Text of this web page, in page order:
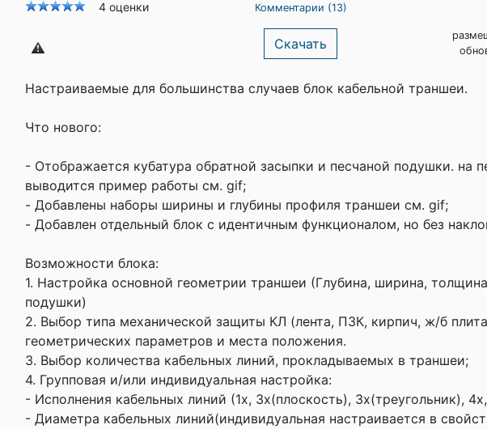
4 оценки Комментарии (13)
Скачать
Настраиваемые для большинства случаев блок кабельной траншеи.
Что нового:
- Отображается кубатура обратной засыпки и песчаной подушки. на
выводится пример работы см. gif;
- Добавлены наборы ширины и глубины профиля траншеи см. gif;
- Добавлен отдельный блок с идентичным функционалом, но без
Возможности блока:
1. Настройка основной геометрии траншеи (Глубина, ширина,
подушки)
2. Выбор типа механической защиты КЛ (лента, ПЗК, кирпич, ж/б
геометрических параметров и места положения.
3. Выбор количества кабельных линий, прокладываемых в траншеи;
4. Групповая и/или индивидуальная настройка:
- Исполнения кабельных линий (1х, 3х(плоскость), 3х(треугольник),
- Диаметра кабельных линий(индивидуальная настраивается в